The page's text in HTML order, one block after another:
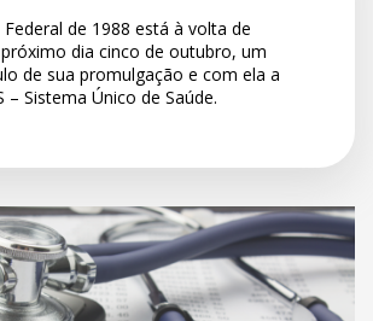
de 1988 está à volta de
dia cinco de outubro, um
de sua promulgação e com ela a
– Sistema Único de Saúde.